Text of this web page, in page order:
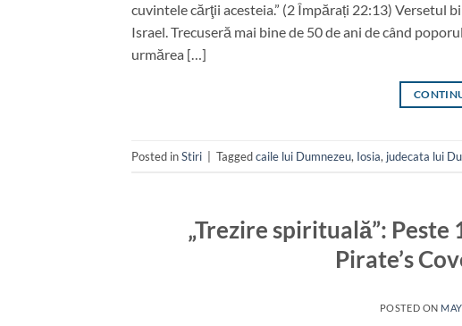
cuvintele cărţii acesteia.” (2 Împărați 22:13) Versetul
Israel. Trecuseră mai bine de 50 de ani de când
urmărea […]
Posted inStiri Taggedcaile lui Dumnezeu, Iosia, judecata lui
„Trezire spirituală”:
Pirate’s
POSTED ON